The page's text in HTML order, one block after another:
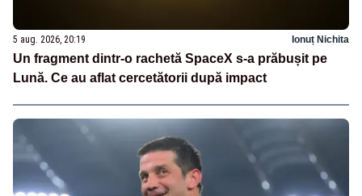
5 aug. 2026, 20:19 Ionuț Nichita
Un fragment dintr-o rachetă SpaceX s-a prăbușit pe
Lună. Ce au aflat cercetătorii după impact